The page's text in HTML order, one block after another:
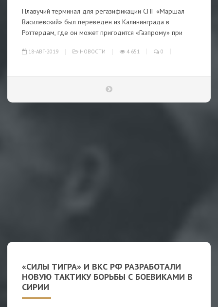
Плавучий терминал для регазификации СПГ «Маршал
Василевский» был переведен из Калининграда в
Роттердам, где он может пригодится «Газпрому» при
18-АВГ-2019 НОВОСТИ 4 651 0
«СИЛЫ ТИГРА» И ВКС РФ РАЗРАБОТАЛИ
НОВУЮ ТАКТИКУ БОРЬБЫ С БОЕВИКАМИ В
СИРИИ